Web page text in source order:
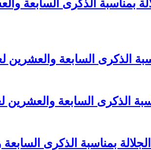
الذكرى السابعة
الذكرى السابعة والعشرين
الذكرى السابعة والعشرين
بمناسبة الذكرى السابعة